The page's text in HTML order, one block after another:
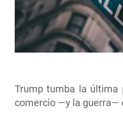
Trump tumba la última
comercio —y la guerra—